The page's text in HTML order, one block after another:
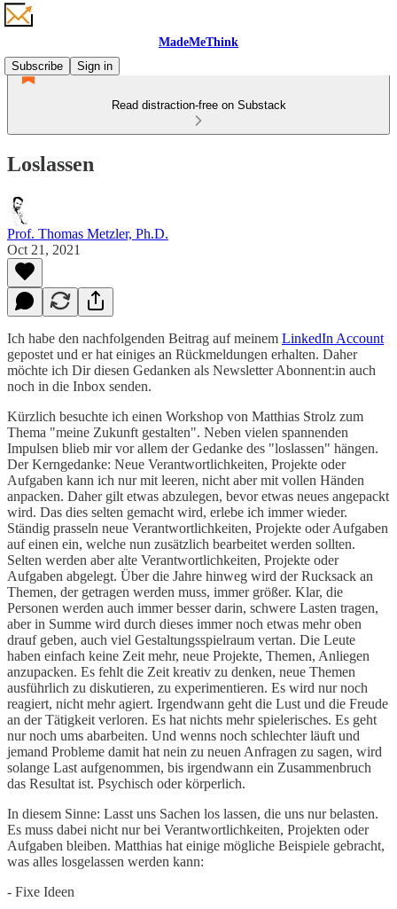
MadeMeThink
Subscribe
Sign in
Read distraction-free on Substack
Loslassen
Prof. Thomas Metzler, Ph.D.
Oct 21, 2021
Ich habe den nachfolgenden Beitrag auf meinem LinkedIn Account
gepostet und er hat einiges an Rückmeldungen erhalten. Daher
möchte ich Dir diesen Gedanken als Newsletter Abonnent:in auch
noch in die Inbox senden.
Kürzlich besuchte ich einen Workshop von Matthias Strolz zum
Thema "meine Zukunft gestalten". Neben vielen spannenden
Impulsen blieb mir vor allem der Gedanke des "loslassen" hängen.
Der Kerngedanke: Neue Verantwortlichkeiten, Projekte oder
Aufgaben kann ich nur mit leeren, nicht aber mit vollen Händen
anpacken. Daher gilt etwas abzulegen, bevor etwas neues angepackt
wird. Das dies selten gemacht wird, erlebe ich immer wieder.
Ständig prasseln neue Verantwortlichkeiten, Projekte oder Aufgaben
auf einen ein, welche nun zusätzlich bearbeitet werden sollten.
Selten werden aber alte Verantwortlichkeiten, Projekte oder
Aufgaben abgelegt. Über die Jahre hinweg wird der Rucksack an
Themen, der getragen werden muss, immer größer. Klar, die
Personen werden auch immer besser darin, schwere Lasten tragen,
aber in Summe wird durch dieses immer noch etwas mehr oben
drauf geben, auch viel Gestaltungsspielraum vertan. Die Leute
haben einfach keine Zeit mehr, neue Projekte, Themen, Anliegen
anzupacken. Es fehlt die Zeit kreativ zu denken, neue Themen
ausführlich zu diskutieren, zu experimentieren. Es wird nur noch
reagiert, nicht mehr agiert. Irgendwann geht die Lust und die Freude
an der Tätigkeit verloren. Es hat nichts mehr spielerisches. Es geht
nur noch ums abarbeiten. Und wenns noch schlechter läuft und
jemand Probleme damit hat nein zu neuen Anfragen zu sagen, wird
solange Last aufgenommen, bis irgendwann ein Zusammenbruch
das Resultat ist. Psychisch oder körperlich.
In diesem Sinne: Lasst uns Sachen los lassen, die uns nur belasten.
Es muss dabei nicht nur bei Verantwortlichkeiten, Projekten oder
Aufgaben bleiben. Matthias hat einige mögliche Beispiele gebracht,
was alles losgelassen werden kann:
- Fixe Ideen